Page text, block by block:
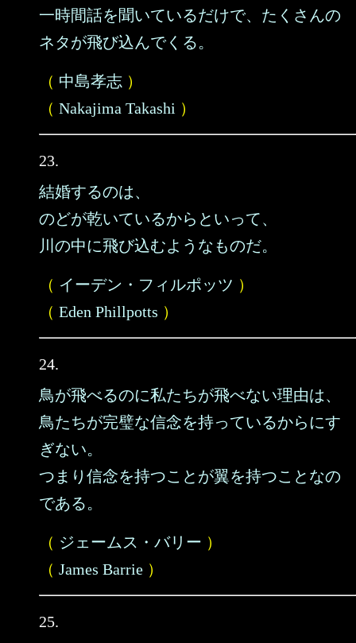
一時間話を聞いているだけで、たくさんの
ネタが飛び込んでくる。
（ 中島孝志 ）
（ Nakajima Takashi ）
23.
結婚するのは、
のどが乾いているからといって、
川の中に飛び込むようなものだ。
（ イーデン・フィルポッツ ）
（ Eden Phillpotts ）
24.
鳥が飛べるのに私たちが飛べない理由は、
鳥たちが完璧な信念を持っているからにす
ぎない。
つまり信念を持つことが翼を持つことなの
である。
（ ジェームス・バリー ）
（ James Barrie ）
25.